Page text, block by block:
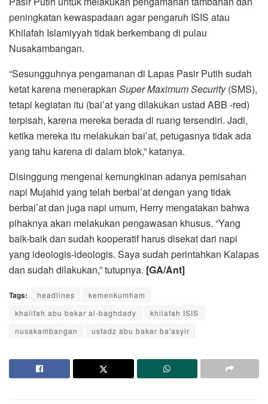
peningkatan kewaspadaan agar pengaruh ISIS atau
Khilafah Islamiyyah tidak berkembang di pulau
Nusakambangan.
“Sesungguhnya pengamanan di Lapas Pasir Putih sudah
ketat karena menerapkan SuperMaximumSecurity(SMS),
tetapi kegiatan itu (bai’at yang dilakukan ustad ABB -red)
terpisah, karena mereka berada di ruang tersendiri. Jadi,
ketika mereka itu melakukan bai’at, petugasnya tidak ada
yang tahu karena di dalam blok,” katanya.
Disinggung mengenai kemungkinan adanya pemisahan
napi Mujahid yang telah berbai’at dengan yang tidak
berbai’at dan juga napi umum, Herry mengatakan bahwa
pihaknya akan melakukan pengawasan khusus. “Yang
baik-baik dan sudah kooperatif harus disekat dari napi
yang ideologis-ideologis. Saya sudah perintahkan Kalapas
dan sudah dilakukan,” tutupnya. [GA/Ant]
Tags: headlines
kemenkumham
khalifah abu bakar al-baghdady
khilafah ISIS
nusakambangan
ustadz abu bakar ba'asyir